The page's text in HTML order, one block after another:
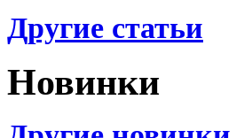
Другие статьи
Новинки